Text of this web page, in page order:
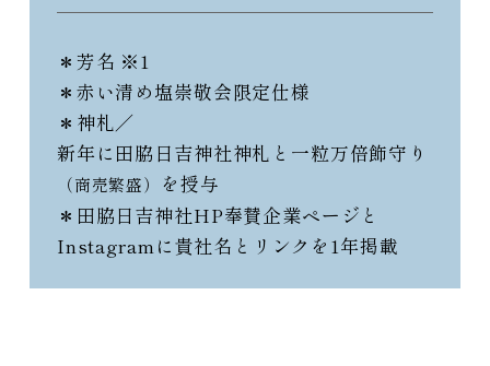
＊芳名 ※1
＊赤い清め塩崇敬会限定仕様
＊神札／
新年に田脇日吉神社神札と一粒万倍飾守り
（商売繁盛） を授与
＊田脇日吉神社HP奉賛企業ページと
Instagramに貴社名とリンクを1年掲載